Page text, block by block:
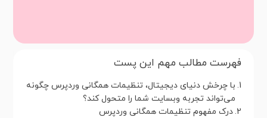
فهرست مطالب مهم این پست
با چرخش دنیای دیجیتال، تنظیمات همگانی وردپرس چگونه
می‌تواند تجربه وبسایت شما را متحول کند؟
درک مفهوم تنظیمات همگانی وردپرس